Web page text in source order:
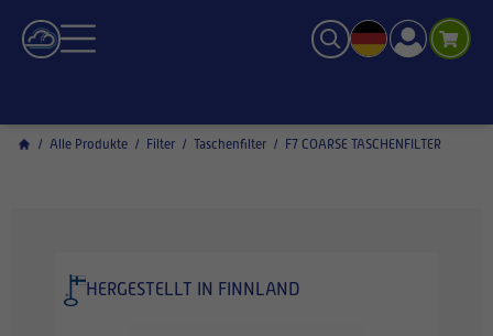
/ Alle Produkte / Filter / Taschenfilter / F7 COARSE TASCHENFILTER
HERGESTELLT IN FINNLAND